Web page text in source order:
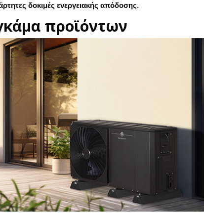
δοκιμές ενεργειακής απόδοσης.
προϊόντων